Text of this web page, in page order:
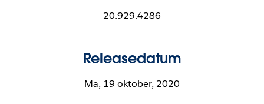
20.929.4286
Releasedatum
Ma, 19 oktober, 2020